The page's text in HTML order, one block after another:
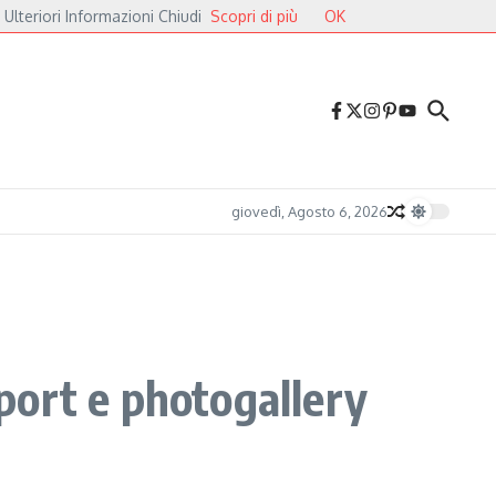
Druga Godba 2026, il gran finale: dalla poesia del folk alle pulsazioni
giovedì, Agosto 6, 2026
e photogallery
Informazioni Chiudi Scopri di più OK